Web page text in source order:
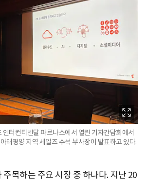
인터컨티넨탈 파르나스에서 열린 기자간담회에서
태평양 지역 세일즈 수석 부사장이 발표하고 있다.
목하는 주요 시장 중 하나다. 지난 20